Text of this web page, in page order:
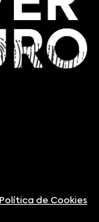
Política de Cookies